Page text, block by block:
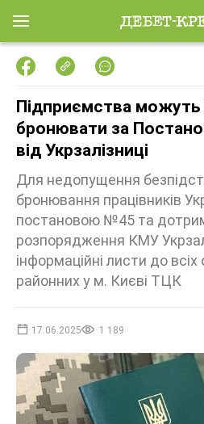
Підприємства можуть
бронювати за
від Укрзалізниці
Для недопущення
бронювання працівників
постановою №45 та
розпорядження КМУ
інформаційні листи до
районних у м. Києві ТЦК
17.06.2025 1 189